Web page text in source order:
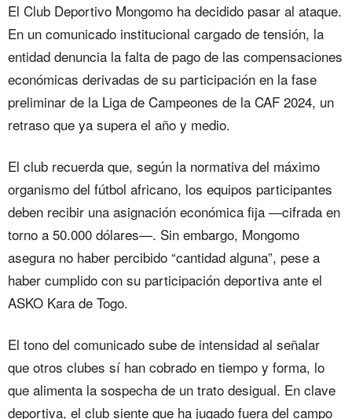
El Club Deportivo Mongomo ha decidido pasar al ataque.
En un comunicado institucional cargado de tensión, la
entidad denuncia la falta de pago de las compensaciones
económicas derivadas de su participación en la fase
preliminar de la Liga de Campeones de la CAF 2024, un
retraso que ya supera el año y medio.
El club recuerda que, según la normativa del máximo
organismo del fútbol africano, los equipos participantes
deben recibir una asignación económica fija —cifrada en
torno a 50.000 dólares—. Sin embargo, Mongomo
asegura no haber percibido “cantidad alguna”, pese a
haber cumplido con su participación deportiva ante el
ASKO Kara de Togo.
El tono del comunicado sube de intensidad al señalar
que otros clubes sí han cobrado en tiempo y forma, lo
que alimenta la sospecha de un trato desigual. En clave
deportiva, el club siente que ha jugado fuera del campo